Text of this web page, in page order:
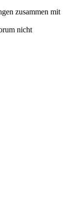
zusammen mit
nicht